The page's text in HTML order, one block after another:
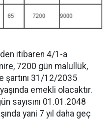
itibaren 4/1-a
7200 gün malullük,
şartını 31/12/2035
emekli olacaktır.
sayısını 01.01.2048
yani 7 yıl daha geç